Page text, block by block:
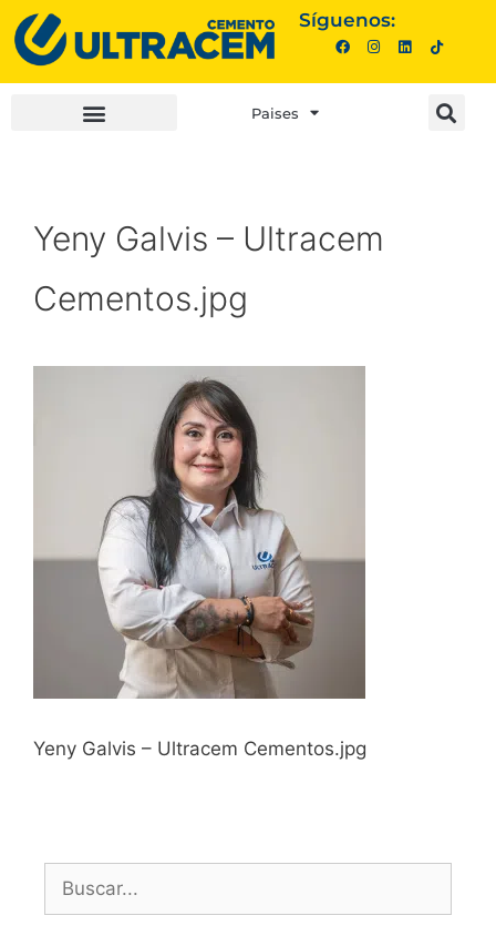
Síguenos:
Paises
Yeny Galvis – Ultracem
Cementos.jpg
Yeny Galvis – Ultracem Cementos.jpg